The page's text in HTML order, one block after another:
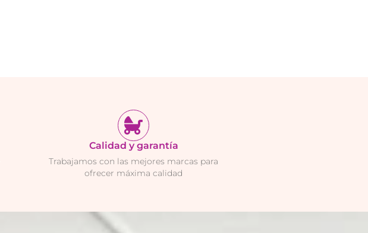
Calidad y garantía
Trabajamos con las mejores marcas para
ofrecer máxima calidad